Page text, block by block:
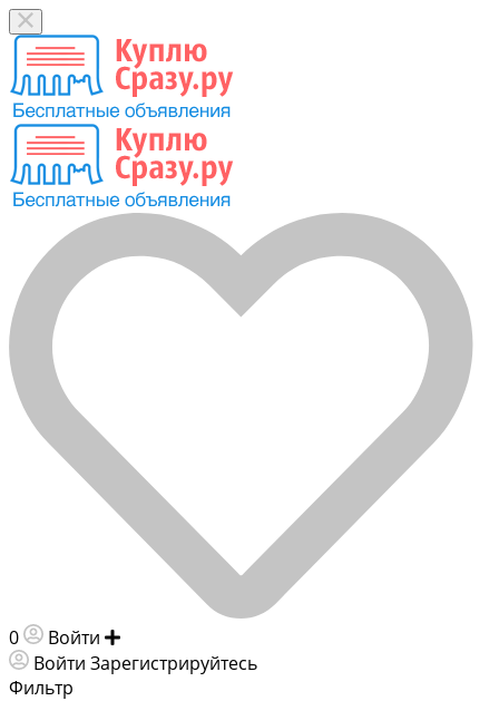
0 Войти
Войти Зарегистрируйтесь
Фильтр